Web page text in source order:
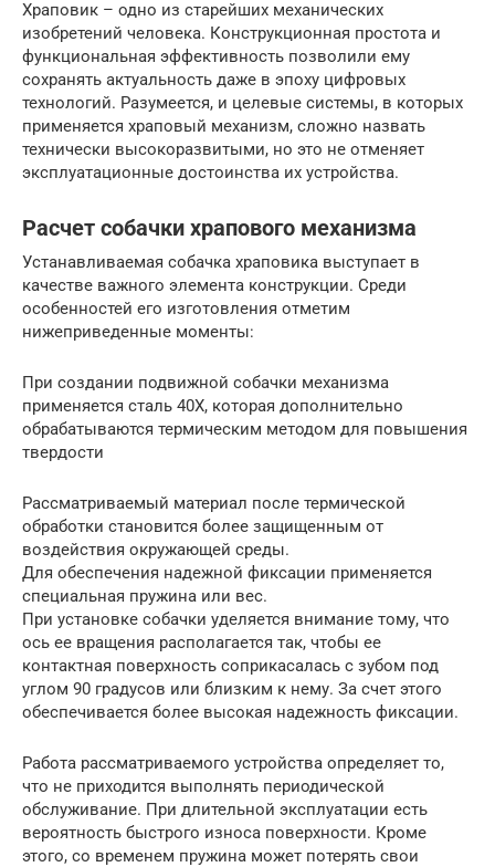
Храповик – одно из старейших механических
изобретений человека. Конструкционная простота и
функциональная эффективность позволили ему
сохранять актуальность даже в эпоху цифровых
технологий. Разумеется, и целевые системы, в которых
применяется храповый механизм, сложно назвать
технически высокоразвитыми, но это не отменяет
эксплуатационные достоинства их устройства.
Расчет собачки храпового механизма
Устанавливаемая собачка храповика выступает в
качестве важного элемента конструкции. Среди
особенностей его изготовления отметим
нижеприведенные моменты:
При создании подвижной собачки механизма
применяется сталь 40Х, которая дополнительно
обрабатываются термическим методом для повышения
твердости
Рассматриваемый материал после термической
обработки становится более защищенным от
воздействия окружающей среды.
Для обеспечения надежной фиксации применяется
специальная пружина или вес.
При установке собачки уделяется внимание тому, что
ось ее вращения располагается так, чтобы ее
контактная поверхность соприкасалась с зубом под
углом 90 градусов или близким к нему. За счет этого
обеспечивается более высокая надежность фиксации.
Работа рассматриваемого устройства определяет то,
что не приходится выполнять периодической
обслуживание. При длительной эксплуатации есть
вероятность быстрого износа поверхности. Кроме
этого, со временем пружина может потерять свои